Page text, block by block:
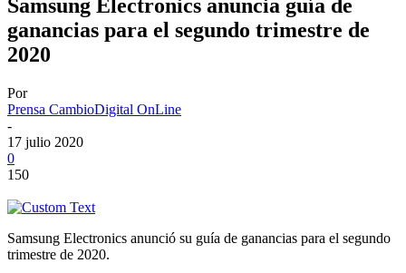
Samsung Electronics anuncia guía de
ganancias para el segundo trimestre de
2020
Por
Prensa CambioDigital OnLine
-
17 julio 2020
0
150
Samsung Electronics anunció su guía de ganancias para el segundo
trimestre de 2020.